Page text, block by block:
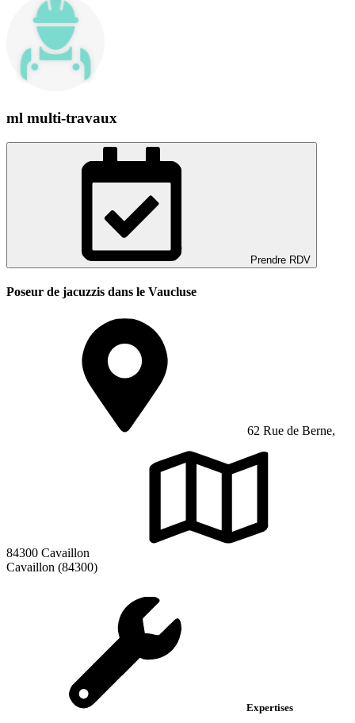
ml multi-travaux
Prendre RDV
Poseur de jacuzzis dans le Vaucluse
62 Rue de Berne,
84300 Cavaillon
Cavaillon (84300)
Expertises